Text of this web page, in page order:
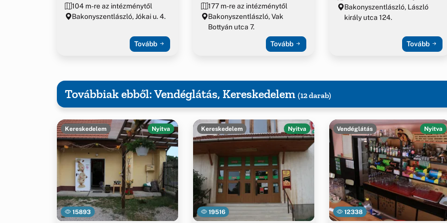
104 m-re az intézménytől
Bakonyszentlászló, Jókai u. 4.
Tovább
177 m-re az intézménytől
Bakonyszentlászló, Vak
Bottyán utca 7.
Tovább
Bakonyszentlászló, László
király utca 124.
Tovább
Továbbiak ebből: Vendéglátás, Kereskedelem (12 darab)
15893
Kereskedelem Nyitva
19516
Kereskedelem Nyitva
12338
Vendéglátás Nyitva